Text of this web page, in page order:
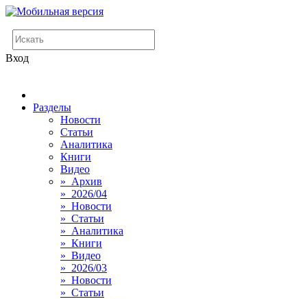
Вход
Разделы
Новости
Статьи
Аналитика
Книги
Видео
» Архив
» 2026/04
» Новости
» Статьи
» Аналитика
» Книги
» Видео
» 2026/03
» Новости
» Статьи